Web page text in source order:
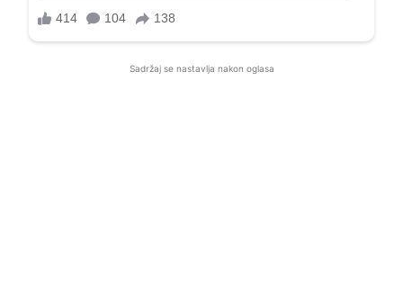
Sadržaj se nastavlja nakon oglasa